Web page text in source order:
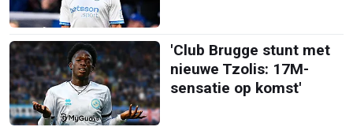
'Club Brugge stunt met
nieuwe Tzolis: 17M-
sensatie op komst'